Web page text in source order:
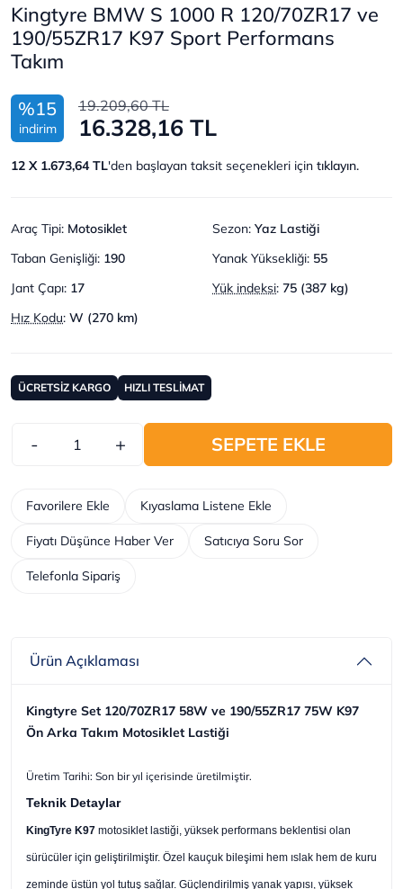
Kingtyre BMW S 1000 R 120/70ZR17 ve
190/55ZR17 K97 Sport Performans
Takım
%15
indirim
19.209,60 TL
16.328,16 TL
12 X 1.673,64 TL'den başlayan taksit seçenekleri için tıklayın.
Araç Tipi: Motosiklet Sezon: Yaz Lastiği
Taban Genişliği: 190 Yanak Yüksekliği: 55
Jant Çapı: 17 Yük indeksi: 75 (387 kg)
Hız Kodu: W (270 km)
ÜCRETSİZ KARGO HIZLI TESLİMAT
- + SEPETE EKLE
Telefonla Sipariş
Kıyaslama Listene Ekle
Favorilere Ekle
Fiyatı Düşünce Haber Ver Satıcıya Soru Sor
Ürün Açıklaması
Kingtyre Set 120/70ZR17 58W ve 190/55ZR17 75W K97
Ön Arka Takım Motosiklet Lastiği
Üretim Tarihi: Son bir yıl içerisinde üretilmiştir.
Teknik Detaylar
KingTyre K97 motosiklet lastiği, yüksek performans beklentisi olan
sürücüler için geliştirilmiştir. Özel kauçuk bileşimi hem ıslak hem de kuru
zeminde üstün yol tutuş sağlar. Güçlendirilmiş yanak yapısı, yüksek